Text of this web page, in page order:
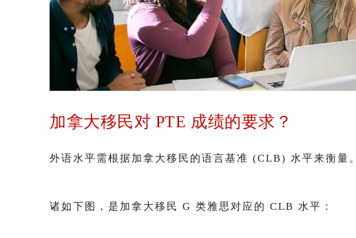
加拿大移民对 PTE 成绩的要求？
外语水平需根据加拿大移民的语言基准 (CLB) 水平来衡量。
诸如下图，是加拿大移民 G 类雅思对应的 CLB 水平：